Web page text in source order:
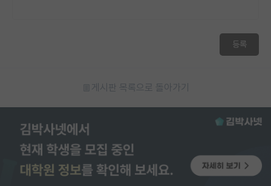
등록
게시판 목록으로 돌아가기